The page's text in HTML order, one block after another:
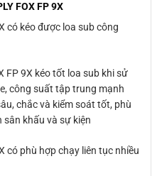
FOX FP 9X
có kéo được loa sub công
FP 9X kéo tốt loa sub khi sử
công suất tập trung mạnh
chắc và kiểm soát tốt, phù
sân khấu và sự kiện
có phù hợp chạy liên tục nhiều